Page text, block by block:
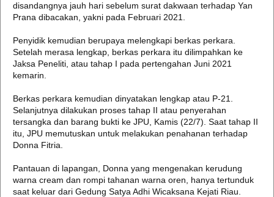
disandangnya jauh hari sebelum surat dakwaan terhadap Yan
Prana dibacakan, yakni pada Februari 2021.
Penyidik kemudian berupaya melengkapi berkas perkara.
Setelah merasa lengkap, berkas perkara itu dilimpahkan ke
Jaksa Peneliti, atau tahap I pada pertengahan Juni 2021
kemarin.
Berkas perkara kemudian dinyatakan lengkap atau P-21.
Selanjutnya dilakukan proses tahap II atau penyerahan
tersangka dan barang bukti ke JPU, Kamis (22/7). Saat tahap II
itu, JPU memutuskan untuk melakukan penahanan terhadap
Donna Fitria.
Pantauan di lapangan, Donna yang mengenakan kerudung
warna cream dan rompi tahanan warna oren, hanya tertunduk
saat keluar dari Gedung Satya Adhi Wicaksana Kejati Riau.